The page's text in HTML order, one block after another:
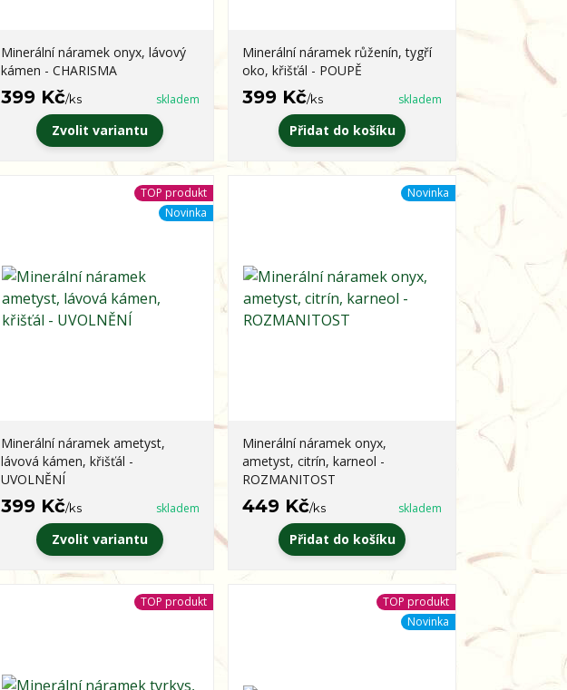
Minerální náramek onyx, lávový
kámen - CHARISMA
399 Kč/ks skladem
Zvolit variantu
Minerální náramek růženín, tygří
oko, křišťál - POUPĚ
399 Kč/ks skladem
Přidat do košíku
TOP produkt
Novinka
Minerální náramek ametyst,
lávová kámen, křišťál -
UVOLNĚNÍ
399 Kč/ks skladem
Zvolit variantu
Novinka
Minerální náramek onyx,
ametyst, citrín, karneol -
ROZMANITOST
449 Kč/ks skladem
Přidat do košíku
TOP produkt
TOP produkt
Novinka